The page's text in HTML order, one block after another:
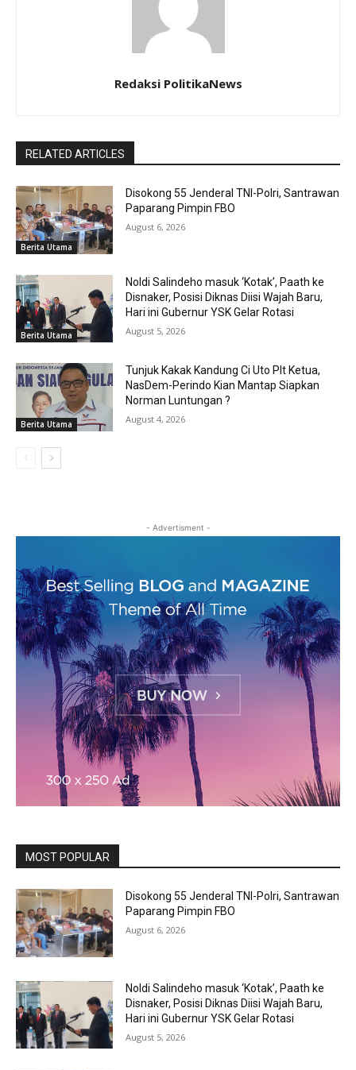
Redaksi PolitikaNews
RELATED ARTICLES
Berita Utama
Disokong 55 Jenderal TNI-Polri, Santrawan
Paparang Pimpin FBO
August 6, 2026
Berita Utama
Noldi Salindeho masuk ‘Kotak’, Paath ke
Disnaker, Posisi Diknas Diisi Wajah Baru,
Hari ini Gubernur YSK Gelar Rotasi
August 5, 2026
Berita Utama
Tunjuk Kakak Kandung Ci Uto Plt Ketua,
NasDem-Perindo Kian Mantap Siapkan
Norman Luntungan ?
August 4, 2026
- Advertisment -
MOST POPULAR
Disokong 55 Jenderal TNI-Polri, Santrawan
Paparang Pimpin FBO
August 6, 2026
Noldi Salindeho masuk ‘Kotak’, Paath ke
Disnaker, Posisi Diknas Diisi Wajah Baru,
Hari ini Gubernur YSK Gelar Rotasi
August 5, 2026